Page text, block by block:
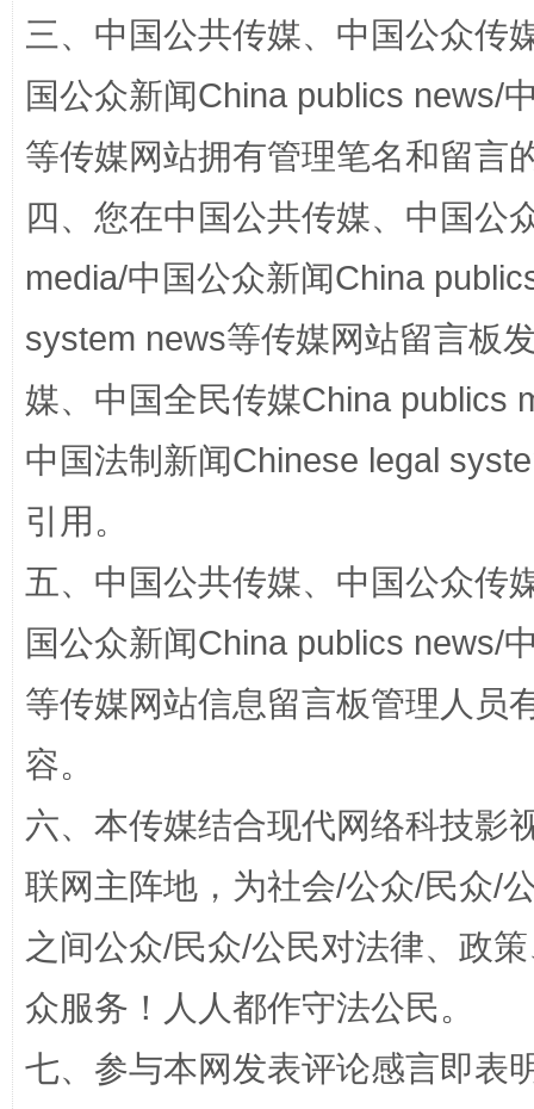
网上购药对药下症？
这是一记警钟！
在谋一域中谋全局
三、中国公共传媒、中国公众传
国公众新闻China publics news/
等传媒网站拥有管理笔名和留言
四、您在中国公共传媒、中国公
media/中国公众新闻China
system news等传媒网站留言板
媒、中国全民传媒China publics
中国法制新闻Chinese legal
引用。
五、中国公共传媒、中国公众传
国公众新闻China publics news/
等传媒网站信息留言板管理人员
容。
六、本传媒结合现代网络科技影
联网主阵地，为社会/公众/民众/
之间公众/民众/公民对法律、政
众服务！人人都作守法公民。
七、参与本网发表评论感言即表